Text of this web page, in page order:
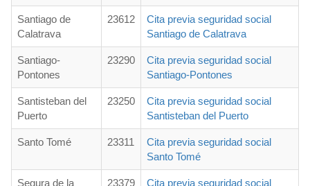
Santiago de
Calatrava
23612
Cita previa seguridad social
Santiago de Calatrava
Santiago-
Pontones
23290
Cita previa seguridad social
Santiago-Pontones
Santisteban del
Puerto
23250
Cita previa seguridad social
Santisteban del Puerto
Santo Tomé 23311
Cita previa seguridad social
Santo Tomé
Segura de la
23379
Cita previa seguridad social